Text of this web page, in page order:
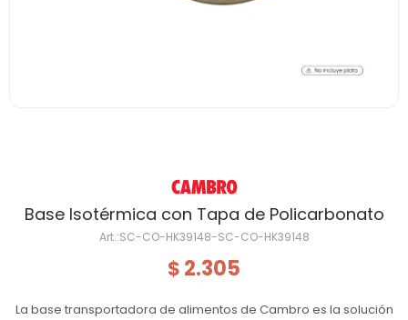
Base Isotérmica con Tapa de Policarbonato
SC-CO-HK39148-SC-CO-HK39148
$ 2.305
La base transportadora de alimentos de Cambro es la solución